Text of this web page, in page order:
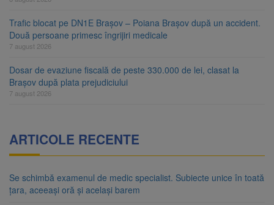
Trafic blocat pe DN1E Brașov – Poiana Brașov după un accident.
Două persoane primesc îngrijiri medicale
7 august 2026
Dosar de evaziune fiscală de peste 330.000 de lei, clasat la
Brașov după plata prejudiciului
7 august 2026
ARTICOLE RECENTE
Se schimbă examenul de medic specialist. Subiecte unice în toată
țara, aceeași oră și același barem